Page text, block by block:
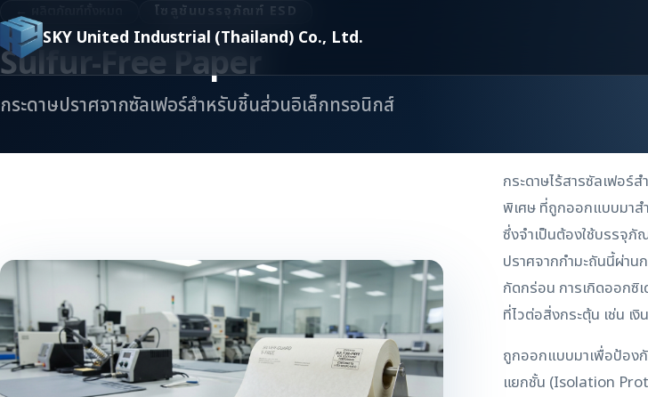
SKY United Industrial (Thailand) Co., Ltd.
← ผลิตภัณฑ์ทั้งหมด โซลูชันบรรจุภัณฑ์ ESD
Sulfur-Free Paper
กระดาษปราศจากซัลเฟอร์สำหรับชิ้นส่วนอิเล็กทรอนิกส์
กระดาษไร้สารซัลเฟอ
พิเศษ ที่ถูกออกแบบมาส
ซึ่งจำเป็นต้องใช้บรรจุภั
ปราศจากกำมะถันนี้ผ่า
กัดกร่อน การเกิดออกซิ
ที่ไวต่อสิ่งกระตุ้น เช่น เ
ถูกออกแบบมาเพื่อป้อง
แยกชั้น (Isolation